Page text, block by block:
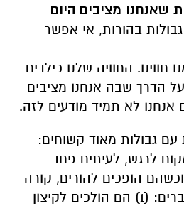
שאנחנו מציבים היום
בהורות, אי אפשר
חווינו. החוויה שלנו כילדים
הדרך שבה אנחנו מציבים
אנחנו לא תמיד מודעים לזה.
עם גבולות מאוד קשוחים:
לרגש, לעיתים פחד
הופכים להורים, קורה
לא פעם אחד משני דברים: (1) הם הולכים לקיצון